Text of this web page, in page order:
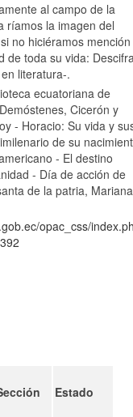
al campo de la
ríamos la imagen del
no hiciéramos
de toda su vida:
literatura-.
ecuatoriana de
Cicerón y
- Horacio: Su vida y
de su
- El destino
- Día de acción de
de la patria, Mariana
opac_css/
Estado